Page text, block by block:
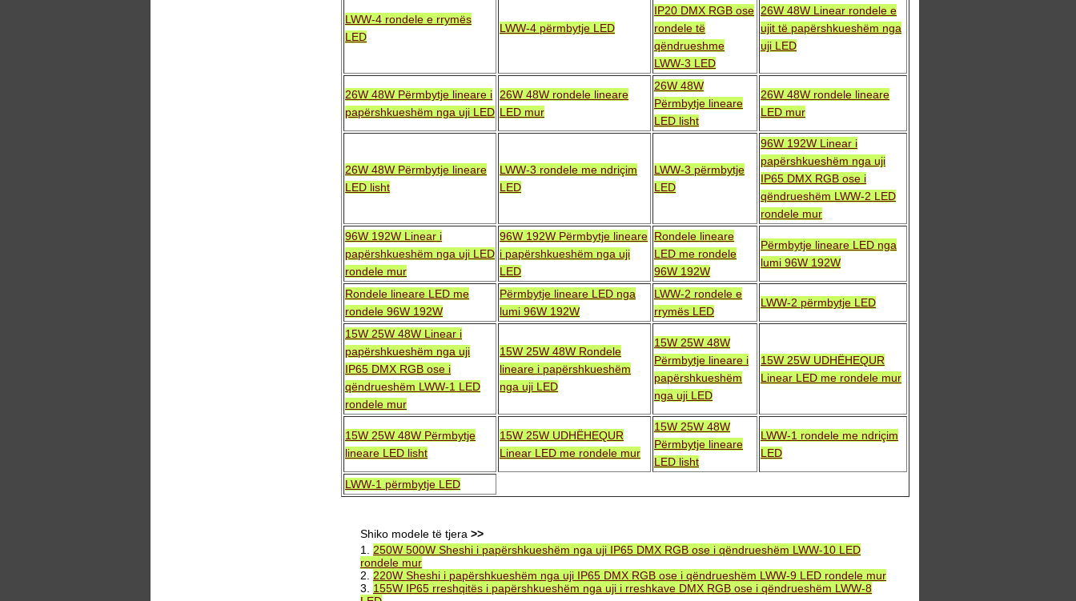
LWW-4 rondele e rrymës
LED
LWW-4 përmbytje LED
IP20 DMX RGB ose
rondele të
qëndrueshme
LWW-3 LED
26W 48W Linear rondele e
ujit të papërshkueshëm nga
uji LED
26W 48W Përmbytje lineare i
papërshkueshëm nga uji LED
26W 48W rondele lineare
LED mur
26W 48W
Përmbytje lineare
LED lisht
26W 48W rondele lineare
LED mur
26W 48W Përmbytje lineare
LED lisht
LWW-3 rondele me ndriçim
LED
LWW-3 përmbytje
LED
96W 192W Linear i
papërshkueshëm nga uji
IP65 DMX RGB ose i
qëndrueshëm LWW-2 LED
rondele mur
96W 192W Linear i
papërshkueshëm nga uji LED
rondele mur
96W 192W Përmbytje lineare
i papërshkueshëm nga uji
LED
Rondele lineare
LED me rondele
96W 192W
Përmbytje lineare LED nga
lumi 96W 192W
Rondele lineare LED me
rondele 96W 192W
Përmbytje lineare LED nga
lumi 96W 192W
LWW-2 rondele e
rrymës LED
LWW-2 përmbytje LED
15W 25W 48W Linear i
papërshkueshëm nga uji
IP65 DMX RGB ose i
qëndrueshëm LWW-1 LED
rondele mur
15W 25W 48W Rondele
lineare i papërshkueshëm
nga uji LED
15W 25W 48W
Përmbytje lineare i
papërshkueshëm
nga uji LED
15W 25W UDHËHEQUR
Linear LED me rondele mur
15W 25W 48W Përmbytje
lineare LED lisht
15W 25W UDHËHEQUR
Linear LED me rondele mur
15W 25W 48W
Përmbytje lineare
LED lisht
LWW-1 rondele me ndriçim
LED
LWW-1 përmbytje LED
Shiko modele të tjera >>
1. 250W 500W Sheshi i papërshkueshëm nga uji IP65 DMX RGB ose i qëndrueshëm LWW-10 LED
rondele mur
2. 220W Sheshi i papërshkueshëm nga uji IP65 DMX RGB ose i qëndrueshëm LWW-9 LED rondele mur
3. 155W IP65 rreshqitës i papërshkueshëm nga uji i rreshkave DMX RGB ose i qëndrueshëm LWW-8